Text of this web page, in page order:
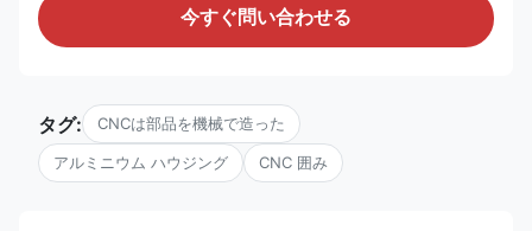
今すぐ問い合わせる
タグ: CNCは部品を機械で造った
アルミニウム ハウジング CNC 囲み